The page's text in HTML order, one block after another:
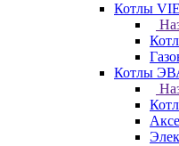
Котлы
Котлы